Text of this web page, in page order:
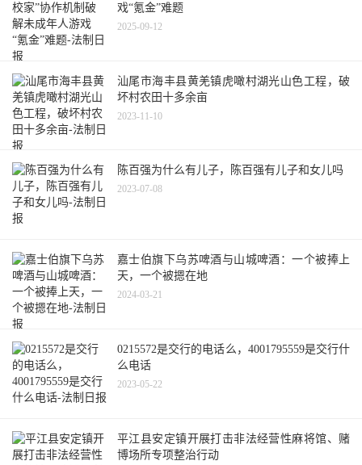
戏“氪金”难题
2025-09-12
汕尾市海丰县黄羌镇虎噉村湖光山色工程，破
坏村农田十多余亩
2023-11-10
陈百强为什么有儿子，陈百强有儿子和女儿吗
2023-07-08
嘉士伯旗下乌苏啤酒与山城啤酒：一个被捧上
天，一个被摁在地
2024-03-21
0215572是交行的电话么，4001795559是交行什
么电话
2023-05-22
平江县安定镇开展打击非法经营性麻将馆、赌
博场所专项整治行动